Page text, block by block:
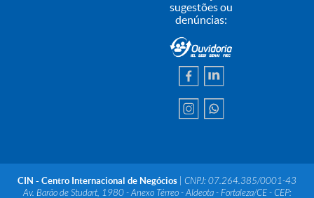
sugestões ou
denúncias:
CIN - Centro Internacional de Negócios
| CNPJ: 07.264.385/0001-43
Av. Barão de Studart, 1980 - Anexo Térreo - Aldeota - Fortaleza/CE - CEP: